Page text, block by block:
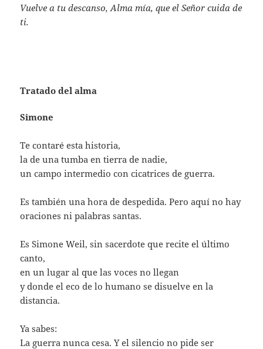
Vuelve a tu descanso, Alma mía, que el Señor cuida de
ti.
Tratado del alma
Simone
Te contaré esta historia,
la de una tumba en tierra de nadie,
un campo intermedio con cicatrices de guerra.
Es también una hora de despedida. Pero aquí no hay
oraciones ni palabras santas.
Es Simone Weil, sin sacerdote que recite el último
canto,
en un lugar al que las voces no llegan
y donde el eco de lo humano se disuelve en la
distancia.
Ya sabes:
La guerra nunca cesa. Y el silencio no pide ser